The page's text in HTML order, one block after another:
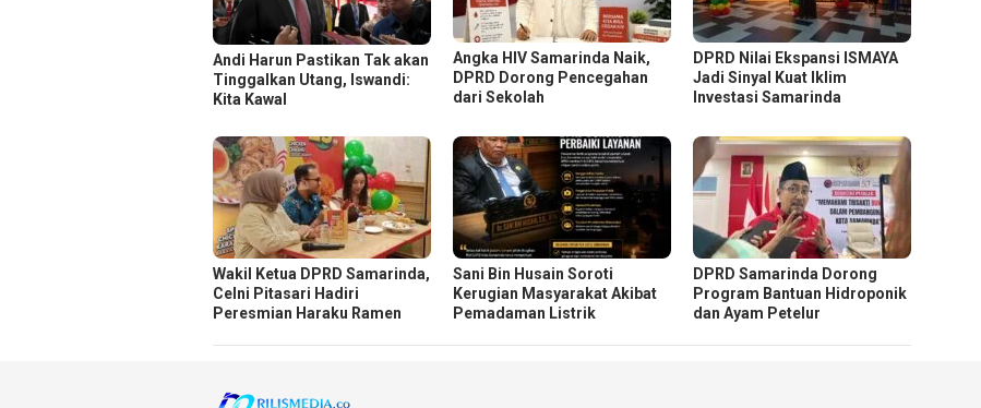
Andi Harun Pastikan Tak akan
Tinggalkan Utang, Iswandi:
Kita Kawal
Angka HIV Samarinda Naik,
DPRD Dorong Pencegahan
dari Sekolah
DPRD Nilai Ekspansi ISMAYA
Jadi Sinyal Kuat Iklim
Investasi Samarinda
Wakil Ketua DPRD Samarinda,
Celni Pitasari Hadiri
Peresmian Haraku Ramen
Sani Bin Husain Soroti
Kerugian Masyarakat Akibat
Pemadaman Listrik
DPRD Samarinda Dorong
Program Bantuan Hidroponik
dan Ayam Petelur